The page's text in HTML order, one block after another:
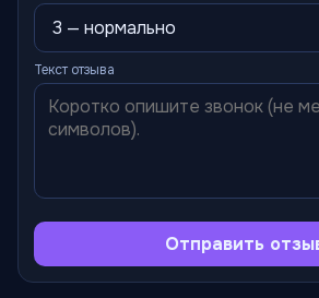
Текст отзыва
Отправить